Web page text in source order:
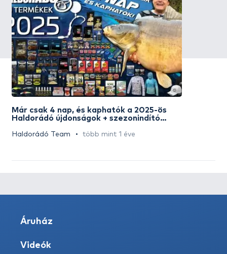
Már csak 4 nap, és kaphatók a 2025-ös
Haldorádó újdonságok + szezonindító
Haldorádó Team több mint 1 éve
Áruház
Videók